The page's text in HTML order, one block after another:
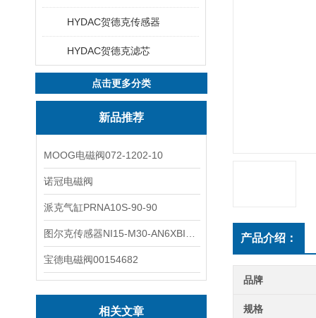
HYDAC贺德克传感器
HYDAC贺德克滤芯
点击更多分类
新品推荐
MOOG电磁阀072-1202-10
诺冠电磁阀
派克气缸PRNA10S-90-90
宝德电磁阀00154682
相关文章
产品介绍：
品牌
规格